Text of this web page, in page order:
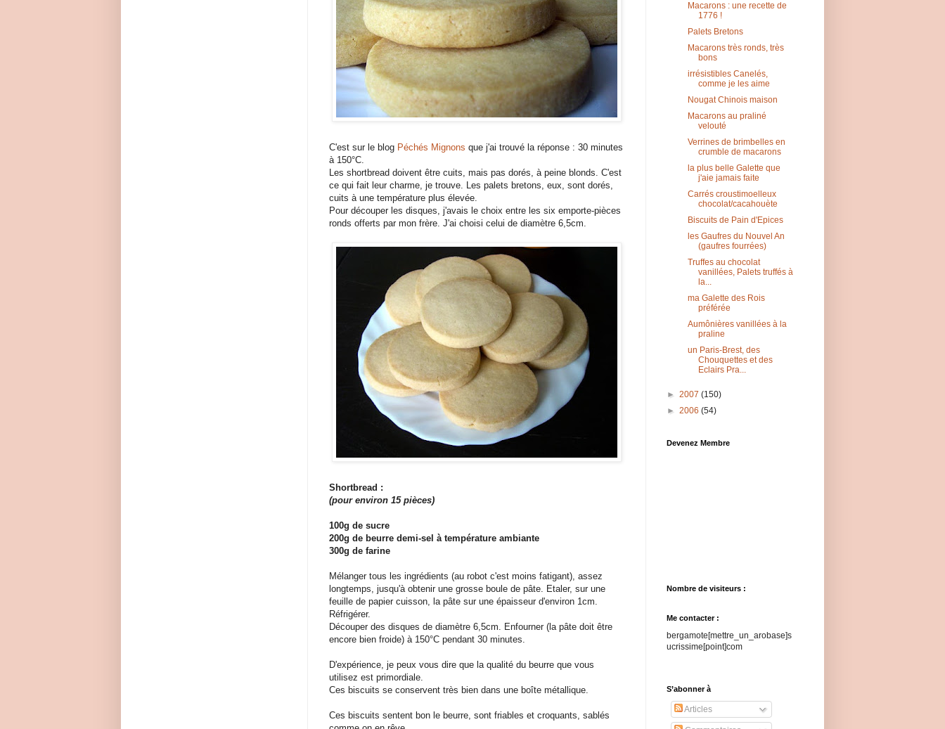
C'est sur le blog Péchés Mignons que j'ai trouvé la réponse : 30 minutes
à 150°C.
Les shortbread doivent être cuits, mais pas dorés, à peine blonds. C'est
ce qui fait leur charme, je trouve. Les palets bretons, eux, sont dorés,
cuits à une température plus élevée.
Pour découper les disques, j'avais le choix entre les six emporte-pièces
ronds offerts par mon frère. J'ai choisi celui de diamètre 6,5cm.
Shortbread :
(pour environ 15 pièces)
100g de sucre
200g de beurre demi-sel à température ambiante
300g de farine
Mélanger tous les ingrédients (au robot c'est moins fatigant), assez
longtemps, jusqu'à obtenir une grosse boule de pâte. Etaler, sur une
feuille de papier cuisson, la pâte sur une épaisseur d'environ 1cm.
Réfrigérer.
Découper des disques de diamètre 6,5cm. Enfourner (la pâte doit être
encore bien froide) à 150°C pendant 30 minutes.
D'expérience, je peux vous dire que la qualité du beurre que vous
utilisez est primordiale.
Ces biscuits se conservent très bien dans une boîte métallique.
Ces biscuits sentent bon le beurre, sont friables et croquants, sablés
Macarons : une recette de
1776 !
Palets Bretons
Macarons très ronds, très
bons
irrésistibles Canelés,
comme je les aime
Nougat Chinois maison
Macarons au praliné
velouté
Verrines de brimbelles en
crumble de macarons
la plus belle Galette que
j'aie jamais faite
Carrés croustimoelleux
chocolat/cacahouète
Biscuits de Pain d'Epices
les Gaufres du Nouvel An
(gaufres fourrées)
Truffes au chocolat
vanillées, Palets truffés à
la...
ma Galette des Rois
préférée
Aumônières vanillées à la
praline
un Paris-Brest, des
Chouquettes et des
Eclairs Pra...
► 2007 (150)
► 2006 (54)
Devenez Membre
Nombre de visiteurs :
Me contacter :
bergamote[mettre_un_arobase]s
ucrissime[point]com
S’abonner à
Articles